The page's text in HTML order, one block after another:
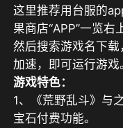
这里推荐用台服的
果商店“APP”一览右
然后搜索游戏名下
加速，即可运行游戏
游戏特色：
1、《荒野乱斗》与
宝石付费功能。